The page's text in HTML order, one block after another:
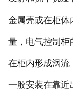
金属壳或在柜体
量，电气控制柜
在柜内形成涡流
一般安装在靠近